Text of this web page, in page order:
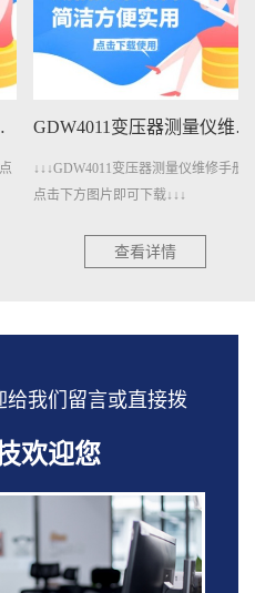
GDW4011变压器测量仪维修手册下载
↓↓↓GDW4011变压器测量仪维修手册
点击下方图片即可下载↓↓↓
查看详情
我们留言或直接拨
欢迎您